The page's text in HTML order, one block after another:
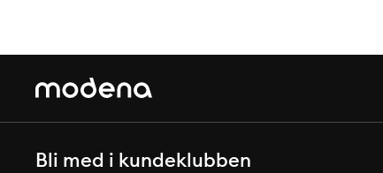
Bli med i kundeklubben